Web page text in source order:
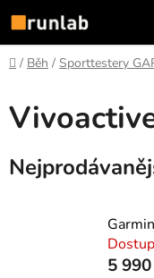
na
obsah
Domů
/ Běh / Sporttestery
5